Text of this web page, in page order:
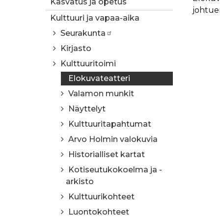
Kulttuuri ja vapaa-aika
Seurakunta
Kirjasto
Kulttuuritoimi
Elokuvateatteri
Valamon munkit
Näyttelyt
Kulttuuritapahtumat
Arvo Holmin valokuvia
Historialliset kartat
Kotiseutukokoelma ja -
arkisto
Kulttuurikohteet
Luontokohteet